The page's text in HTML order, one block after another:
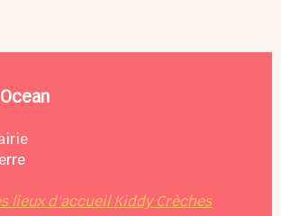
lieux d'accueil Kiddy Crèches